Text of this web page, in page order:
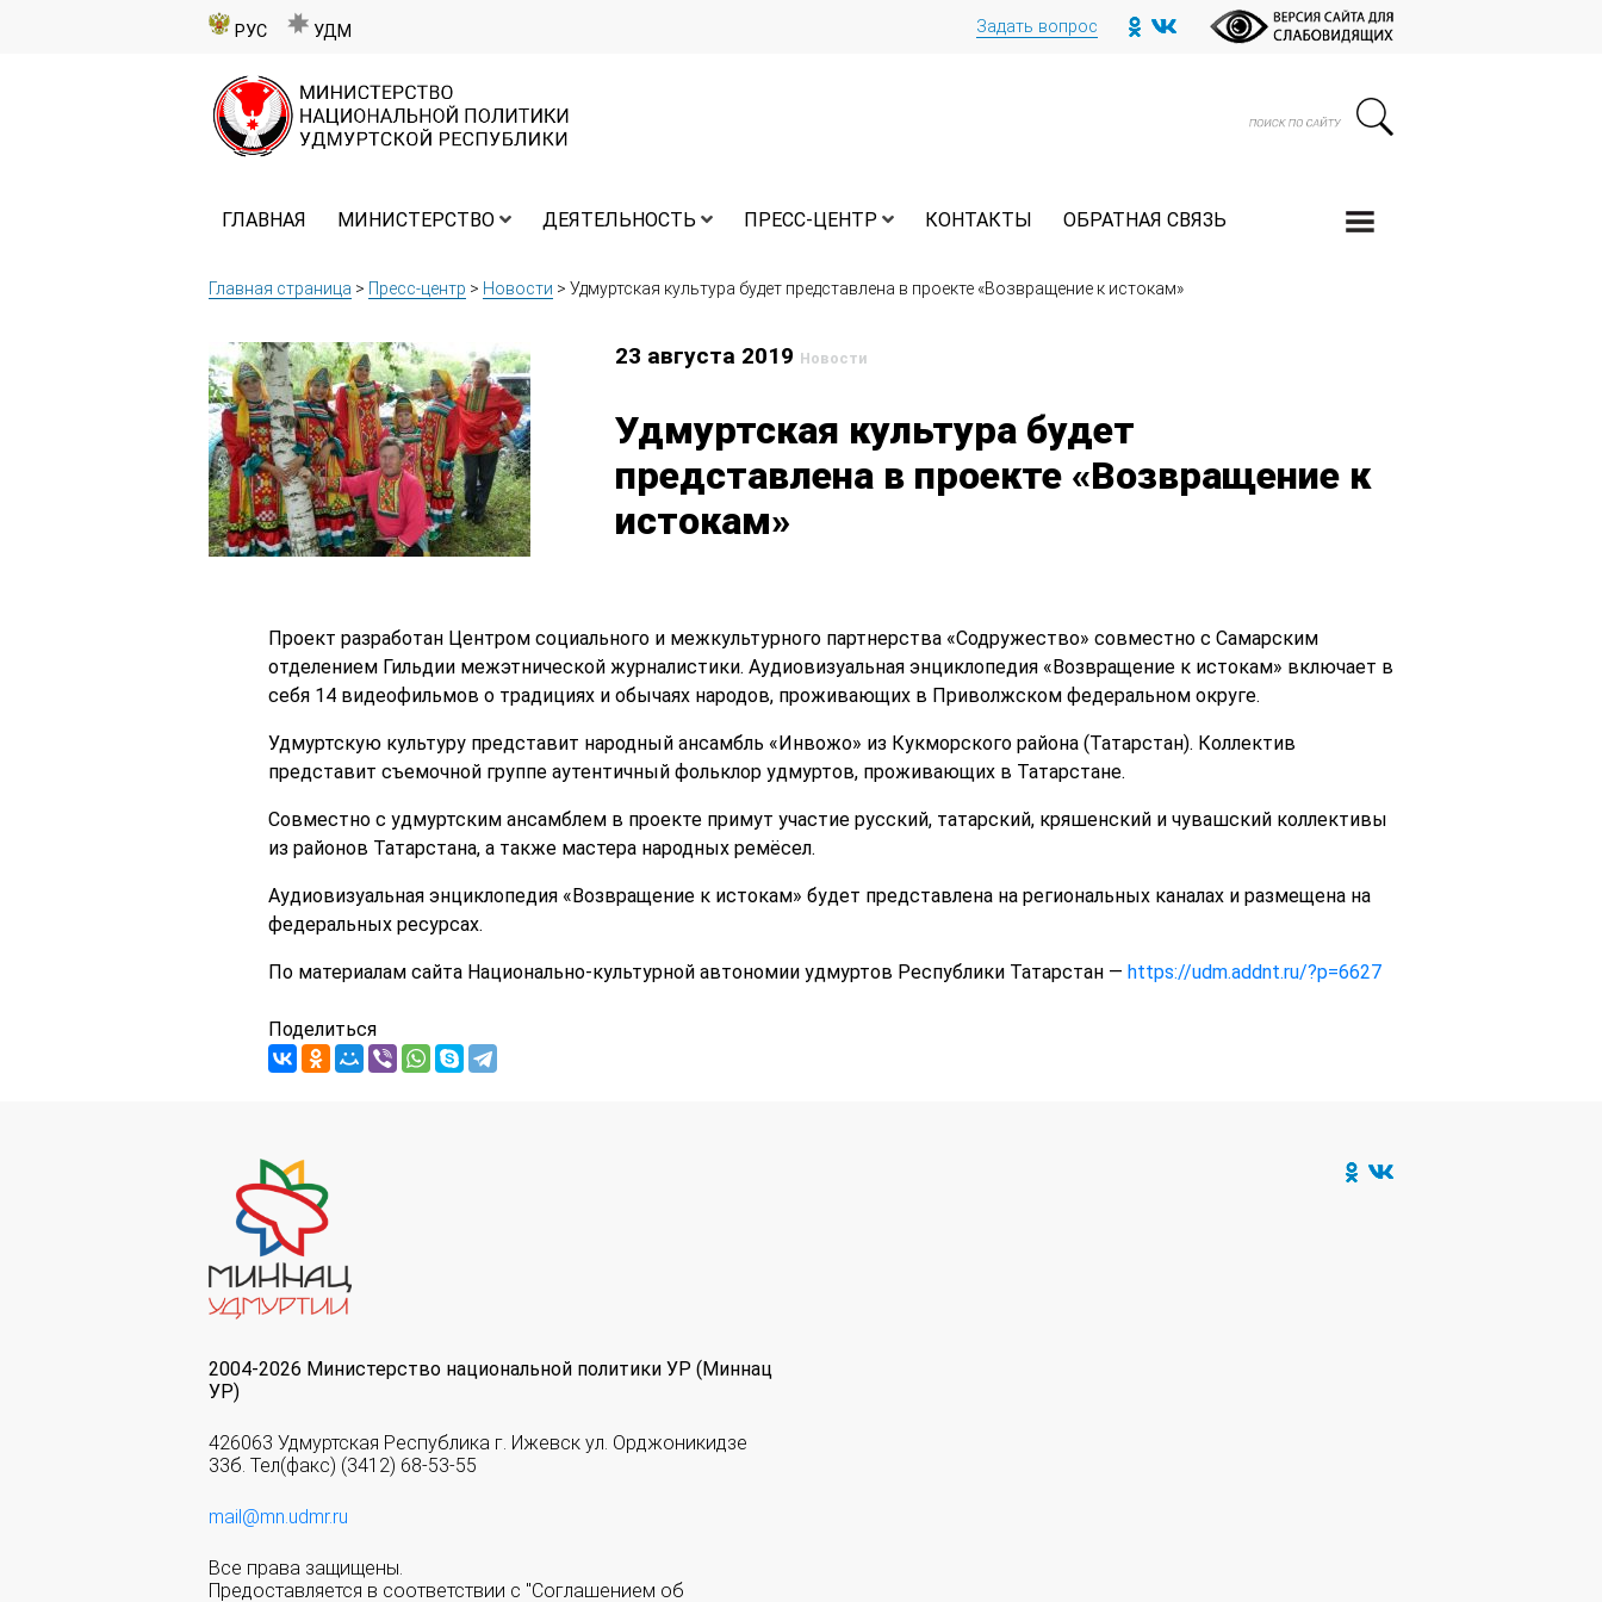
РУС УДМ Задать вопрос
ГЛАВНАЯ МИНИСТЕРСТВО ДЕЯТЕЛЬНОСТЬ ПРЕСС-ЦЕНТР КОНТАКТЫ ОБРАТНАЯ СВЯЗЬ
Главная страница > Пресс-центр > Новости > Удмуртская культура будет представлена в проекте «Возвращение к истокам»
23 августа 2019 Новости
Удмуртская культура будет
представлена в проекте «Возвращение к
истокам»
Проект разработан Центром социального и межкультурного партнерства «Содружество» совместно с Самарским
отделением Гильдии межэтнической журналистики. Аудиовизуальная энциклопедия «Возвращение к истокам» включает в
себя 14 видеофильмов о традициях и обычаях народов, проживающих в Приволжском федеральном округе.
Удмуртскую культуру представит народный ансамбль «Инвожо» из Кукморского района (Татарстан). Коллектив
представит съемочной группе аутентичный фольклор удмуртов, проживающих в Татарстане.
Совместно с удмуртским ансамблем в проекте примут участие русский, татарский, кряшенский и чувашский коллективы
из районов Татарстана, а также мастера народных ремёсел.
Аудиовизуальная энциклопедия «Возвращение к истокам» будет представлена на региональных каналах и размещена на
федеральных ресурсах.
По материалам сайта Национально-культурной автономии удмуртов Республики Татарстан — https://udm.addnt.ru/?p=6627
Поделиться
2004-2026 Министерство национальной политики УР (Миннац
УР)
426063 Удмуртская Республика г. Ижевск ул. Орджоникидзе
33б. Тел(факс) (3412) 68-53-55
mail@mn.udmr.ru
Все права защищены.
Предоставляется в соответствии с "Соглашением об